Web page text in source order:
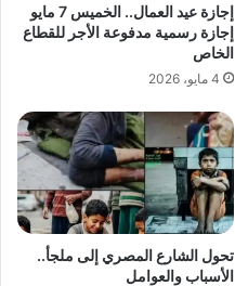
إجازة عيد العمال.. الخميس 7 مايو
إجازة رسمية مدفوعة الأجر للقطاع
الخاص
4 مايو، 2026
تحول الشارع المصري إلى ملجأ..
الأسباب والعوامل